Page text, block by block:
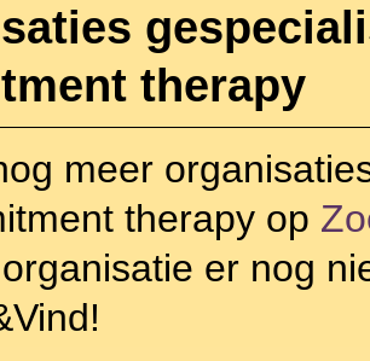
therapy
meer
therapy op
er nog